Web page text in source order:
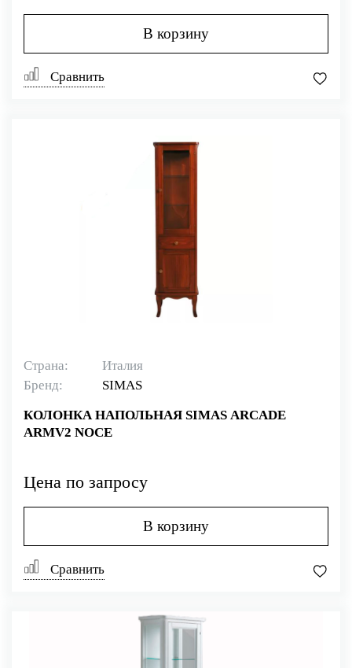
В корзину
Сравнить
Страна:
Италия
Бренд:
SIMAS
КОЛОНКА НАПОЛЬНАЯ SIMAS ARCADE
ARMV2 NOCE
Цена по запросу
В корзину
Сравнить